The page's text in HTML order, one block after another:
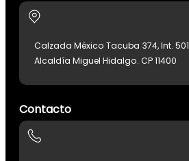
Calzada México Tacuba 374, Int.
Alcaldía Miguel Hidalgo. CP 11400
Contacto